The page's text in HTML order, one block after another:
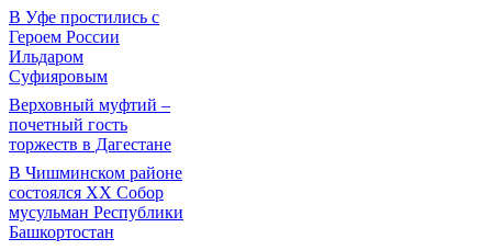
В Уфе простились с
Героем России
Ильдаром
Суфияровым
Верховный муфтий –
почетный гость
торжеств в Дагестане
В Чишминском районе
состоялся XX Собор
мусульман Республики
Башкортостан